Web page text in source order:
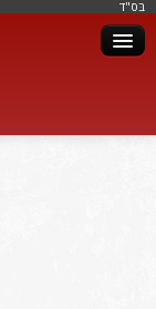
בּס"ד